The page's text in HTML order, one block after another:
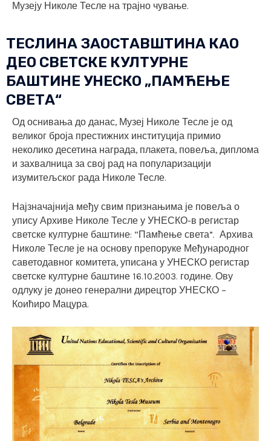
Музеју Николе Тесле на трајно чување.
ТЕСЛИНА ЗАОСТАВШТИНА КАО
ДЕО СВЕТСКЕ КУЛТУРНЕ
БАШТИНЕ УНЕСКО „ПАМЋЕЊЕ
СВЕТА“
Од оснивања до данас, Музеј Николе Тесле је од
великог броја престижних институција примио
неколико десетина награда, плакета, повеља, диплома
и захвалница за свој рад на популаризацији
изумитељског рада Николе Тесле.
Најзначајнија међу свим признањима је повеља о
упису Архиве Николе Тесле у УНЕСКО-в регистар
светске културне баштине: “Памћење света”. Архива
Николе Тесле је на основу препоруке Међународног
саветодавног комитета, уписана у УНЕСКО регистар
светске културне баштине 16.10.2003. године. Ову
одлуку је донео генерални дирецтор УНЕСКО –
Коићиро Мацура.